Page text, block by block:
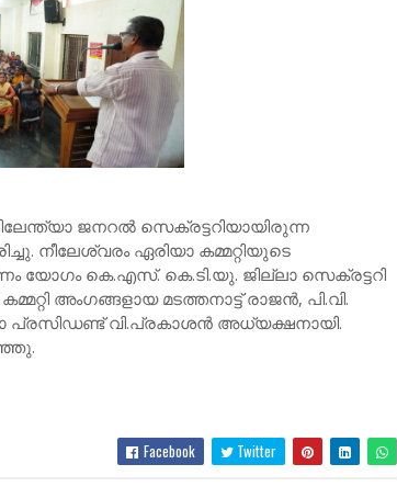
ജനറൽ സെക്രട്ടറിയായിരുന്ന
നീലേശ്വരം ഏരിയാ കമ്മറ്റിയുടെ
കെ.എസ്. കെ.ടി.യു. ജില്ലാ സെക്രട്ടറി
അംഗങ്ങളായ മടത്തനാട്ട് രാജൻ, പി.വി.
പ്രസിഡണ്ട് വി.പ്രകാശൻ അധ്യക്ഷനായി.
Facebook Twitter